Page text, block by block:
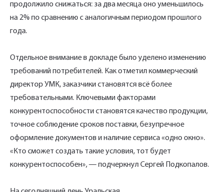
продолжило снижаться: за два месяца оно уменьшилось
на 2% по сравнению с аналогичным периодом прошлого
года.
Отдельное внимание в докладе было уделено изменению
требований потребителей. Как отметил коммерческий
директор УМК, заказчики становятся всё более
требовательными. Ключевыми факторами
конкурентоспособности становятся качество продукции,
точное соблюдение сроков поставки, безупречное
оформление документов и наличие сервиса «одно окно».
«Кто сможет создать такие условия, тот будет
конкурентоспособен», — подчеркнул Сергей Подкопалов.
Ваш заказ будет обработан нами в
регистрации отправлена на указанный
вами почтовый адрес. Перейдите по
Нажимая на кнопку «Отправить» вы
автоматически соглашаетесь с«Политикой
конфиденциальности»
Нажимая на кнопку «Отправить» вы
автоматически соглашаетесь с«Политикой
конфиденциальности»